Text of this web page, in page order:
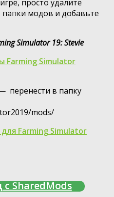
просто удалите
модов и добавьте
Simulator 19: Stevie
Farming Simulator
перенести в папку
mods/
Farming Simulator
SharedMods